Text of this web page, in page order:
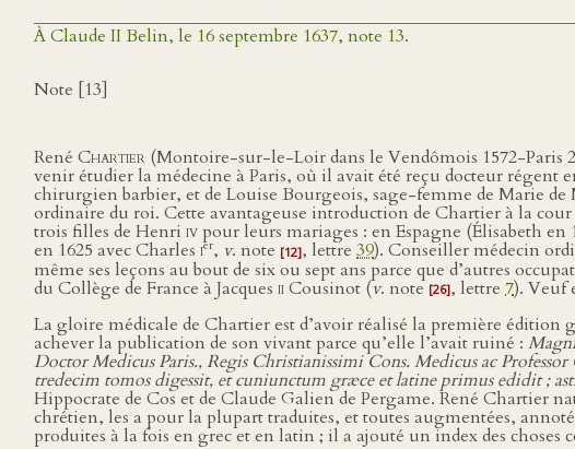
À Claude II Belin, le 16 septembre 1637, note 13.
Note [13]
René Chartier (Montoire-sur-le-Loir dans le Vendômois 1572-Paris
venir étudier la médecine à Paris, où il avait été reçu docteur régent
chirurgien barbier, et de Louise Bourgeois, sage-femme de Marie de
ordinaire du roi. Cette avantageuse introduction de Chartier à la
trois filles de Henri ivpour leurs mariages : en Espagne (Élisabeth en
en 1625 avec Charles ier, v. note [12], lettre 39). Conseiller médecin
même ses leçons au bout de six ou sept ans parce que d’autres
du Collège de France à Jacques iiCousinot (v. note [26], lettre 7). Veuf
La gloire médicale de Chartier est d’avoir réalisé la première
achever la publication de son vivant parce qu’elle l’avait ruiné :
Doctor Medicus Paris., Regis Christianissimi Cons. Medicus ac
tredecim tomos digessit, et cuniunctum græce et latine primus edidit ;
Hippocrate de Cos et de Claude Galien de Pergame. René Chartier
chrétien, les a pour la plupart traduites, et toutes augmentées,
produites à la fois en grec et en latin ; il a ajouté un index des